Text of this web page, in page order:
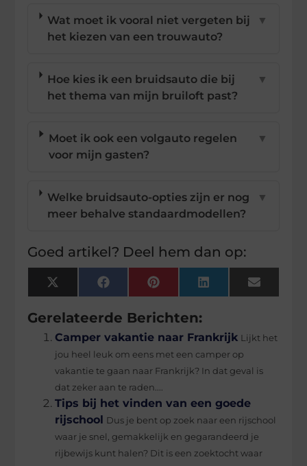
Wat moet ik vooral niet vergeten bij
het kiezen van een trouwauto?
▼
Hoe kies ik een bruidsauto die bij
het thema van mijn bruiloft past?
▼
Moet ik ook een volgauto regelen
voor mijn gasten?
▼
Welke bruidsauto-opties zijn er nog
meer behalve standaardmodellen?
▼
Goed artikel? Deel hem dan op:
X
(Twitter)
FacebookPinterestLinkedInEmail
Gerelateerde Berichten:
Camper vakantie naar Frankrijk Lijkt het
jou heel leuk om eens met een camper op
vakantie te gaan naar Frankrijk? In dat geval is
dat zeker aan te raden....
Tips bij het vinden van een goede
rijschool Dus je bent op zoek naar een rijschool
waar je snel, gemakkelijk en gegarandeerd je
rijbewijs kunt halen? Dit is een zoektocht waar